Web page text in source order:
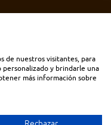
de Jaén
de nuestros visitantes, para
y brindarle una
más información sobre